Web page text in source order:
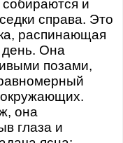
и
справа. Это
распинающая
Она
позами,
окружающих.
она
глаза и